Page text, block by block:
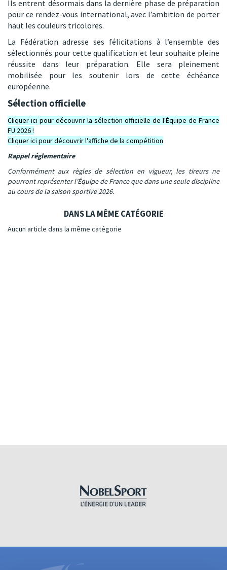
Ils entrent désormais dans la dernière phase de préparation
pour ce rendez-vous international, avec l’ambition de porter
haut les couleurs tricolores.
La Fédération adresse ses félicitations à l’ensemble des
sélectionnés pour cette qualification et leur souhaite pleine
réussite dans leur préparation. Elle sera pleinement
mobilisée pour les soutenir lors de cette échéance
européenne.
Sélection officielle
Cliquer ici pour découvrir la sélection officielle de l'Équipe de France
FU 2026 !
Cliquer ici pour découvrir l'affiche de la compétition
Rappel réglementaire
Conformément aux règles de sélection en vigueur, les tireurs ne
pourront représenter l’Équipe de France que dans une seule discipline
au cours de la saison sportive 2026.
DANS LA MÊME CATÉGORIE
Aucun article dans la même catégorie